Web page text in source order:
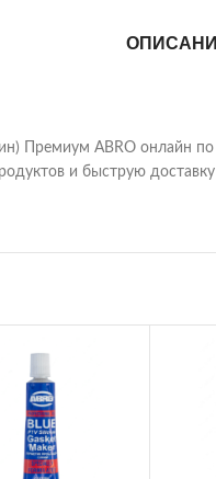
Премиум ABRO онлайн по
и быструю